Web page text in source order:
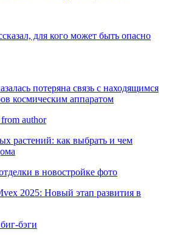
для кого может быть опасно
потеряна связь с находящимся
космическим аппаратом
author
растений: как выбрать и чем
в новостройке фото
2025: Новый этап развития в
бэги